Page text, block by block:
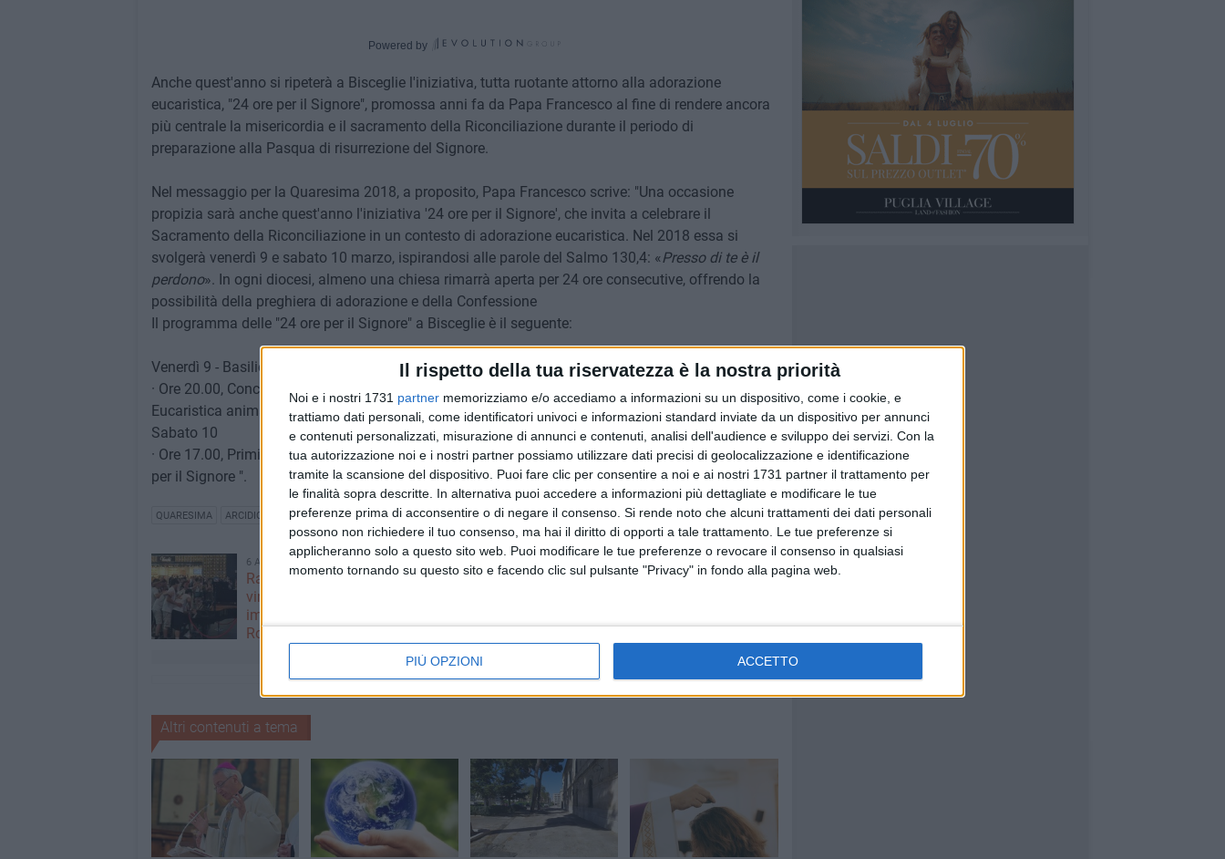
Il rispetto della tua riservatezza è la nostra priorità
Noi e i nostri 1731 partner memorizziamo e/o accediamo a informazioni su un dispositivo, come i cookie, e
trattiamo dati personali, come identificatori univoci e informazioni standard inviate da un dispositivo per annunci
e contenuti personalizzati, misurazione di annunci e contenuti, analisi dell'audience e sviluppo dei servizi. Con la
tua autorizzazione noi e i nostri partner possiamo utilizzare dati precisi di geolocalizzazione e identificazione
tramite la scansione del dispositivo. Puoi fare clic per consentire a noi e ai nostri 1731 partner il trattamento per
le finalità sopra descritte. In alternativa puoi accedere a informazioni più dettagliate e modificare le tue
preferenze prima di acconsentire o di negare il consenso. Si rende noto che alcuni trattamenti dei dati personali
possono non richiedere il tuo consenso, ma hai il diritto di opporti a tale trattamento. Le tue preferenze si
applicheranno solo a questo sito web. Puoi modificare le tue preferenze o revocare il consenso in qualsiasi
momento tornando su questo sito e facendo clic sul pulsante "Privacy" in fondo alla pagina web.
PIÙ OPZIONI ACCETTO
Powered by
Anche quest'anno si ripeterà a Bisceglie l'iniziativa, tutta ruotante attorno alla adorazione
eucaristica, "24 ore per il Signore", promossa anni fa da Papa Francesco al fine di rendere ancora
più centrale la misericordia e il sacramento della Riconciliazione durante il periodo di
preparazione alla Pasqua di risurrezione del Signore.
Nel messaggio per la Quaresima 2018, a proposito, Papa Francesco scrive: "Una occasione
propizia sarà anche quest'anno l'iniziativa '24 ore per il Signore', che invita a celebrare il
Sacramento della Riconciliazione in un contesto di adorazione eucaristica. Nel 2018 essa si
svolgerà venerdì 9 e sabato 10 marzo, ispirandosi alle parole del Salmo 130,4: «Presso di te è il
perdono». In ogni diocesi, almeno una chiesa rimarrà aperta per 24 ore consecutive, offrendo la
possibilità della preghiera di adorazione e della Confessione
Il programma delle "24 ore per il Signore" a Bisceglie è il seguente:
Venerdì 9 - Basilica Concattedrale di Bisceglie
· Ore 20.00, Concelebrazione eucaristica cittadina - Esposizione SS.mo Sacramento - Adorazione
Eucaristica animata dalle Comunità Parrocchiali.
Sabato 10
· Ore 17.00, Primi Vespri della quarta domenica di Quaresima. Conclusione dell'iniziativa "24 ore
per il Signore ".
QUARESIMA ARCIDIOCESI TRANI- BARLETTA-BISCEGLIE
6 AGOSTO 2026
Ragazzi biscegliesi diventano
virali dopo un'esibizione
improvvisata in aeroporto a
Roma-Fiumicino
Aspettando il Palio della Quercia:
Altri contenuti a tema